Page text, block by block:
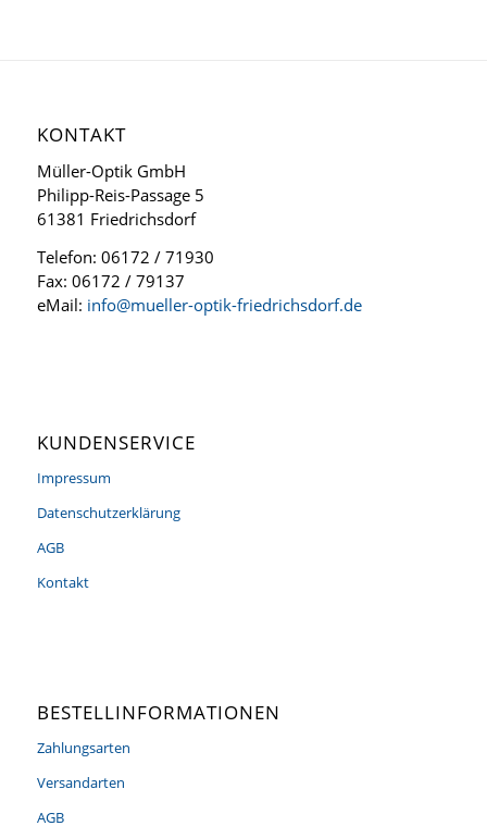
KONTAKT
Müller-Optik GmbH
Philipp-Reis-Passage 5
61381 Friedrichsdorf
Telefon: 06172 / 71930
Fax: 06172 / 79137
eMail: info@mueller-optik-friedrichsdorf.de
KUNDENSERVICE
Impressum
Datenschutzerklärung
AGB
Kontakt
BESTELLINFORMATIONEN
Zahlungsarten
Versandarten
AGB